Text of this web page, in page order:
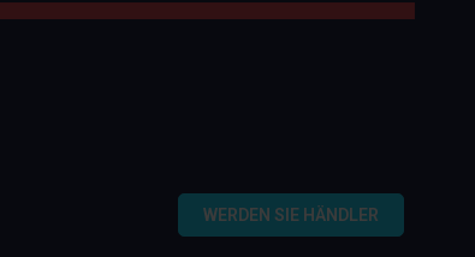
WERDEN SIE HÄNDLER